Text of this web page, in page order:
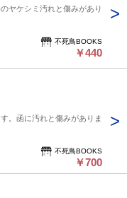
ヤケシミ汚れと傷みがあり
不死鳥BOOKS
￥440
。函に汚れと傷みがありま
不死鳥BOOKS
￥700